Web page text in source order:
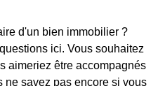
d'un bien immobilier ?
ici. Vous souhaitez
aimeriez être accompagnés
ne savez pas encore si vous